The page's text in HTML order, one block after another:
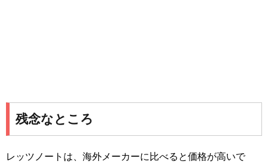
残念なところ
レッツノートは、海外メーカーに比べると価格が高いで